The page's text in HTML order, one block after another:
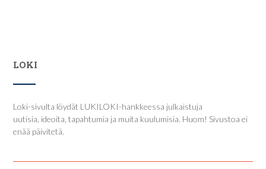
LOKI
Loki-sivulta löydät LUKILOKI-hankkeessa julkaistuja
uutisia, ideoita, tapahtumia ja muita kuulumisia. Huom! Sivustoa ei
enää päivitetä.